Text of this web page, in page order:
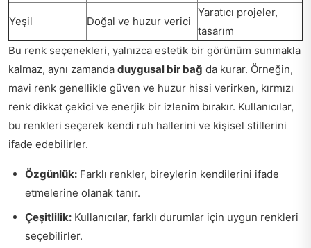
Yeşil Doğal ve huzur verici
Yaratıcı projeler,
tasarım
Bu renk seçenekleri, yalnızca estetik bir görünüm sunmakla
kalmaz, aynı zamanda duygusal bir bağ da kurar. Örneğin,
mavi renk genellikle güven ve huzur hissi verirken, kırmızı
renk dikkat çekici ve enerjik bir izlenim bırakır. Kullanıcılar,
bu renkleri seçerek kendi ruh hallerini ve kişisel stillerini
ifade edebilirler.
Özgünlük: Farklı renkler, bireylerin kendilerini ifade
etmelerine olanak tanır.
Çeşitlilik: Kullanıcılar, farklı durumlar için uygun renkleri
seçebilirler.